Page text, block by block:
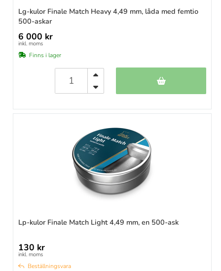
Lg-kulor Finale Match Heavy 4,49 mm, låda med femtio
500-askar
6 000 kr
inkl. moms
Finns i lager
Lp-kulor Finale Match Light 4,49 mm, en 500-ask
130 kr
inkl. moms
Beställningsvara